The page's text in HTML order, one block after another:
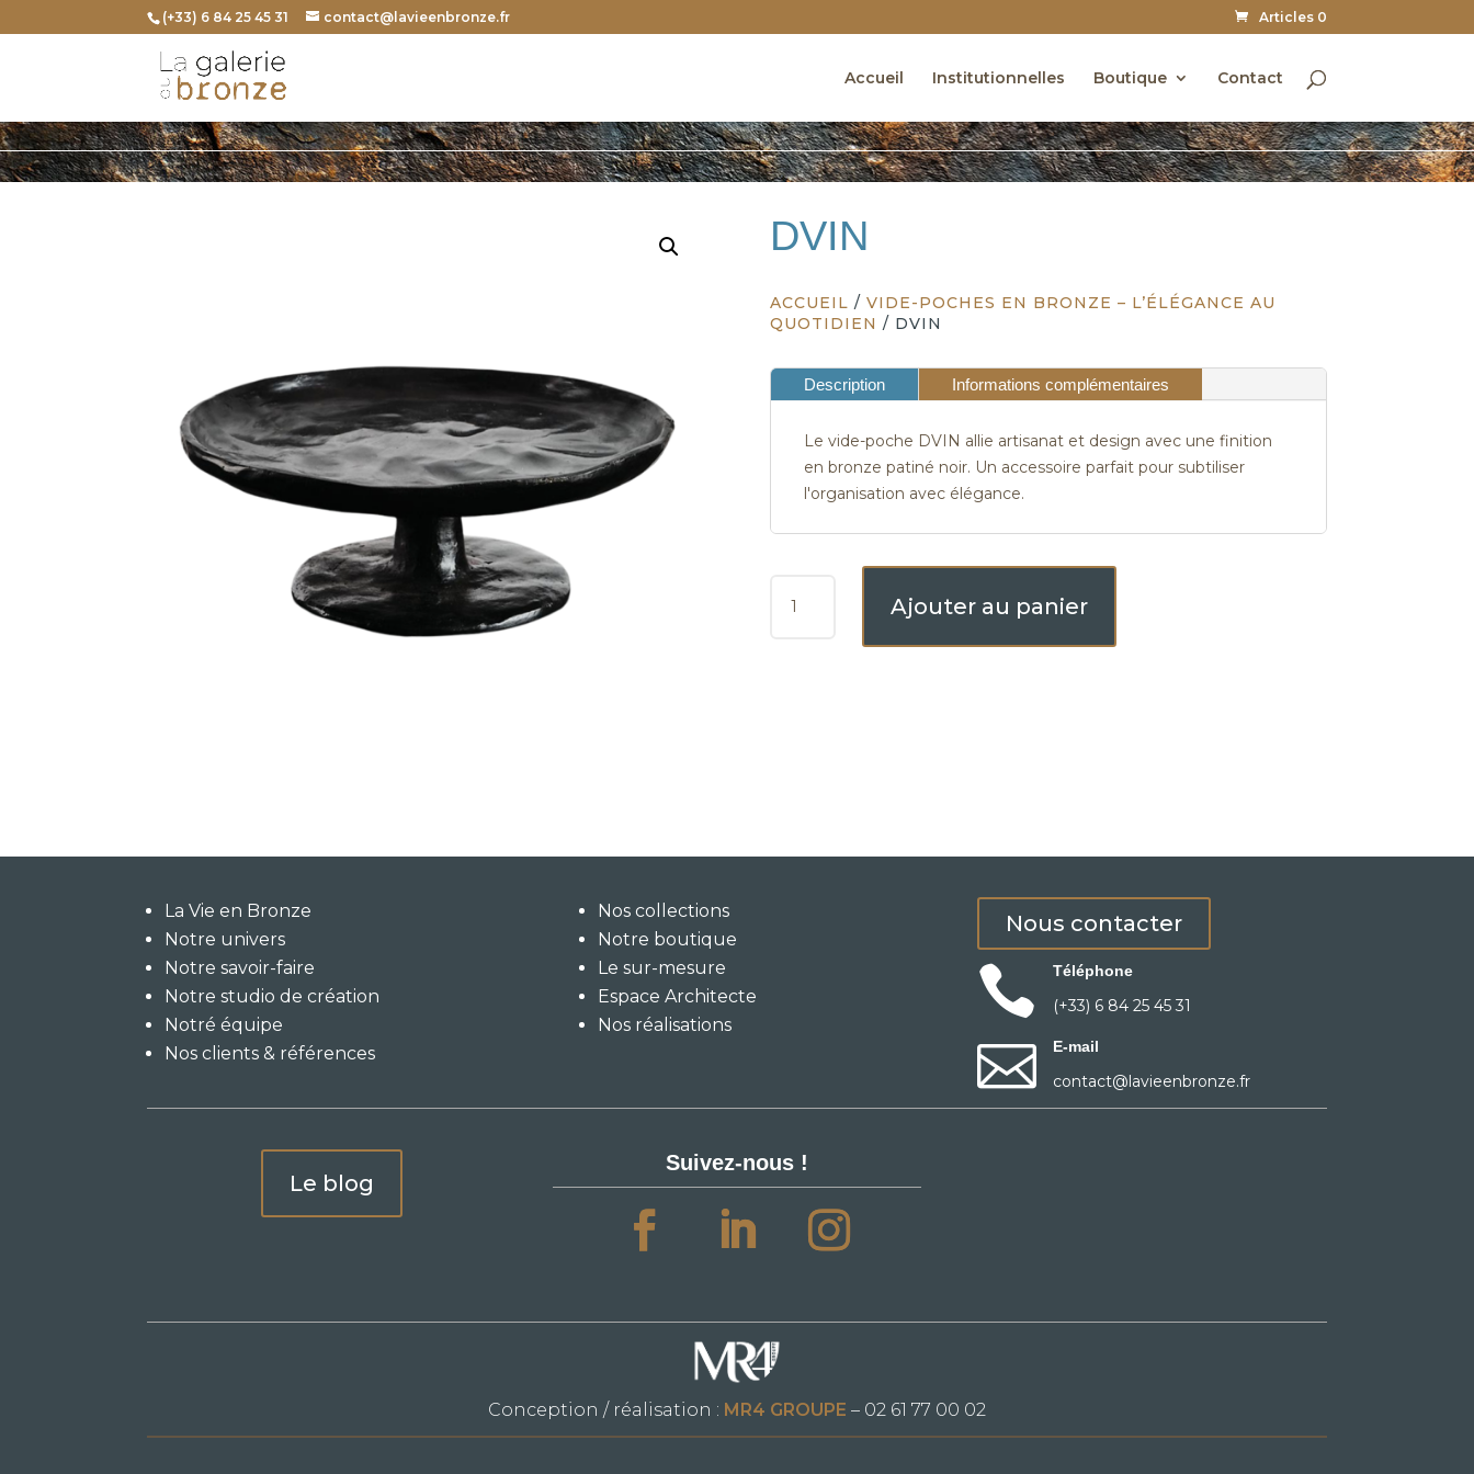
(+33) 6 84 25 45 31 contact@lavieenbronze.fr Articles 0
Accueil Institutionnelles Boutique Contact
DVIN
ACCUEIL / VIDE-POCHES EN BRONZE – L’ÉLÉGANCE AU
QUOTIDIEN / DVIN
Description Informations complémentaires
Le vide-poche DVIN allie artisanat et design avec une finition
en bronze patiné noir. Un accessoire parfait pour subtiliser
l'organisation avec élégance.
DE
Ajouter au panier
La Vie en Bronze
Notre univers
Notre savoir-faire
Notre studio de création
Notré équipe
Nos clients & références
Nos collections
Notre boutique
Le sur-mesure
Espace Architecte
Nos réalisations
Nous contacter
 Téléphone
(+33) 6 84 25 45 31
 E-mail
contact@lavieenbronze.fr
Le blog
Suivez-nous !
Conception / réalisation : MR4 GROUPE – 02 61 77 00 02